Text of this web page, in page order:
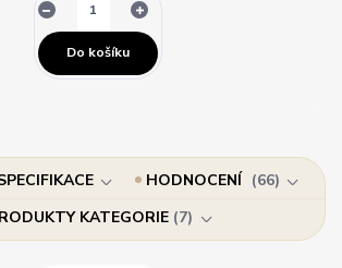
Do košíku
HODNOCENÍ
66
KATEGORIE 7